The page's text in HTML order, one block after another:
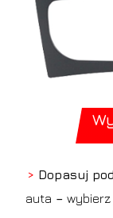
> Dopasuj
auta –